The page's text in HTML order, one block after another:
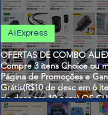
OFERTAS DE COMBO
Compre 3 itens Choice ou
Página de Promoções e
Grátis(R$10 de desc em 6
de desc em 10 itens) OS
SÃO VÁLIDOS NO COMBO
AliExpress